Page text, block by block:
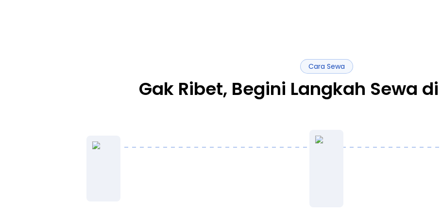
Cara Sewa
Gak Ribet, Begini Langkah Sewa